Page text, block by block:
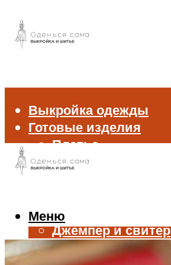
Выкройка одежды
Готовые изделия
Платье
Брюки
Жилет
Джемпер и свитер
Нижнее белье
Меню